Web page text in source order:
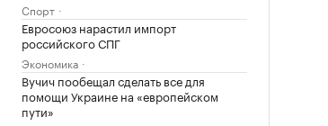
Спорт
Евросоюз нарастил импорт
российского СПГ
Экономика
Вучич пообещал сделать все для
помощи Украине на «европейском
пути»